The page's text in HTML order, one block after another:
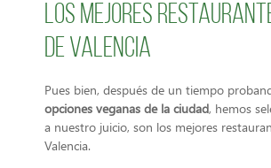
Los mejores
de Valencia
Pues bien, después de un tiempo
opciones veganas de la ciudad, hemos
a nuestro juicio, son los mejores
Valencia.